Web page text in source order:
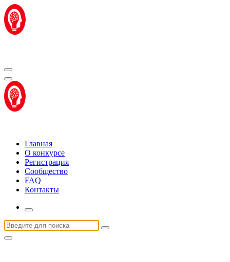
Перейти
к
содержимому
Главная
О конкурсе
Регистрация
Сообщество
FAQ
Контакты
Искать: